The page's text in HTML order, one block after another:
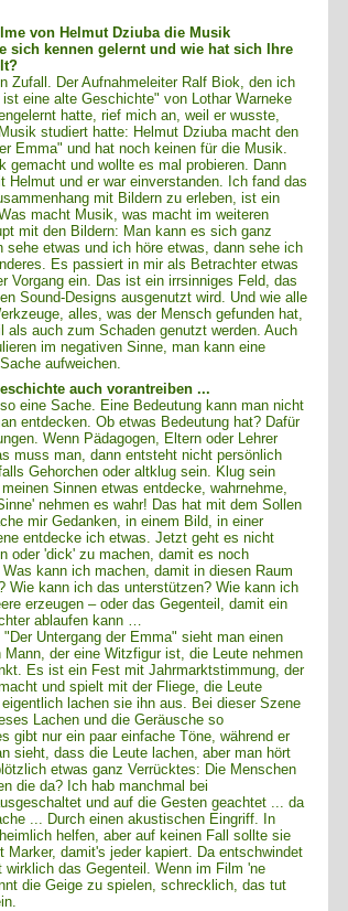
von Helmut Dziuba die Musik
sich kennen gelernt und wie hat sich Ihre
Zufall. Der Aufnahmeleiter Ralf Biok, den ich
eine alte Geschichte" von Lothar Warneke
hatte, rief mich an, weil er wusste,
studiert hatte: Helmut Dziuba macht den
Emma" und hat noch keinen für die Musik.
gemacht und wollte es mal probieren. Dann
Helmut und er war einverstanden. Ich fand das
mit Bildern zu erleben, ist ein
macht Musik, was macht im weiteren
mit den Bildern: Man kann es sich ganz
sehe etwas und ich höre etwas, dann sehe ich
Es passiert in mir als Betrachter etwas
Vorgang ein. Das ist ein irrsinniges Feld, das
Sound-Designs ausgenutzt wird. Und wie alle
alles, was der Mensch gefunden hat,
als auch zum Schaden genutzt werden. Auch
im negativen Sinne, man kann eine
aufweichen.
auch vorantreiben ...
eine Sache. Eine Bedeutung kann man nicht
entdecken. Ob etwas Bedeutung hat? Dafür
Wenn Pädagogen, Eltern oder Lehrer
muss man, dann entsteht nicht persönlich
Gehorchen oder altklug sein. Klug sein
Sinnen etwas entdecke, wahrnehme,
nehmen es wahr! Das hat mit dem Sollen
mir Gedanken, in einem Bild, in einer
entdecke ich etwas. Jetzt geht es nicht
oder 'dick' zu machen, damit es noch
kann ich machen, damit in diesen Raum
Wie kann ich das unterstützen? Wie kann ich
erzeugen – oder das Gegenteil, damit ein
ablaufen kann …
Untergang der Emma" sieht man einen
Mann, der eine Witzfigur ist, die Leute nehmen
Es ist ein Fest mit Jahrmarktstimmung, der
und spielt mit der Fliege, die Leute
lachen sie ihn aus. Bei dieser Szene
Lachen und die Geräusche so
gibt nur ein paar einfache Töne, während er
sieht, dass die Leute lachen, aber man hört
etwas ganz Verrücktes: Die Menschen
die da? Ich hab manchmal bei
und auf die Gesten geachtet ... da
... Durch einen akustischen Eingriff. In
helfen, aber auf keinen Fall sollte sie
Marker, damit's jeder kapiert. Da entschwindet
das Gegenteil. Wenn im Film 'ne
die Geige zu spielen, schrecklich, das tut